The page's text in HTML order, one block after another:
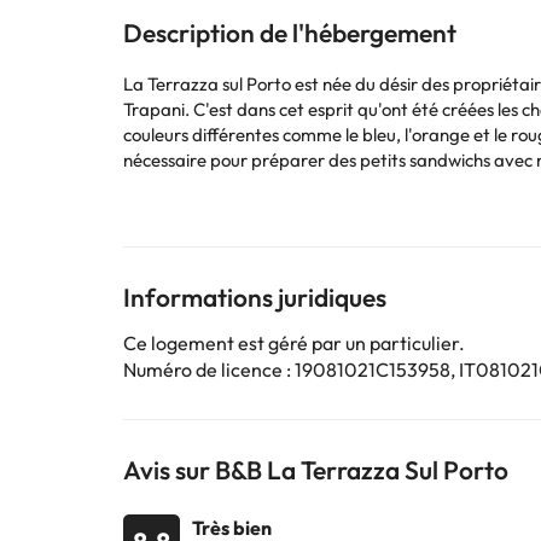
Description de l'hébergement
La Terrazza sul Porto est née du désir des
Trapani. C'est dans cet esprit qu'ont été créées les chambres pour les hôtes, toutes équipées d'une salle de bains et d'une fenêtre/balcon, meublées avec goût dans des
couleurs différentes comme le bleu, l'orange et le rouge. Une cuisine (équipée d'un four traditionnel et d'un four à micro-ondes, d'un réfrigérateur, d'un grille-pain et
nécessaire pour préparer des petits sandwichs avec nos produits typiques) est à la
susceptibles d'être modifiées par l'hébergement.
Certains des services indiqués peuvent être
sont susceptibles d’être modifiées par
Informations juridiques
Ce logement est géré par un particulier.
Numéro de licence : 19081021C153958,
Avis sur B&B La Terrazza Sul Porto
Très bien